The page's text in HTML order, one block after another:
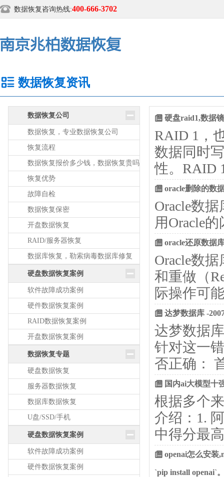
数据恢复咨询热线:400-666-3702
数据恢复资讯
数据恢复公司
数据恢复，专业数据恢复公司
恢复流程
数据恢复报价多少钱，数据恢复贵吗
恢复优势
故障自检
数据恢复保密
开盘数据恢复
RAID/服务器恢复
数据库恢复，勒索病毒数据库修复
硬盘数据恢复案例
软件故障成功案例
硬件数据恢复案例
RAID数据恢复案例
开盘数据恢复案例
数据恢复专题
硬盘数据恢复
服务器数据恢复
数据库数据恢复
U盘/SSD/手机
硬盘数据恢复案例
软件故障成功案例
硬件数据恢复案例
硬盘raid1,数据
RAID 1，
数据同时
性。RAID
oracle删除的数
Oracle数
用Oracle
oracle还原数据
Oracle数
和重做（
际操作可
达梦数据库 -
达梦数据
针对这一
否正确：
国内ai大模型十
根据多个
介绍：1.
中得分最
openai怎么安装
`pip install openai`